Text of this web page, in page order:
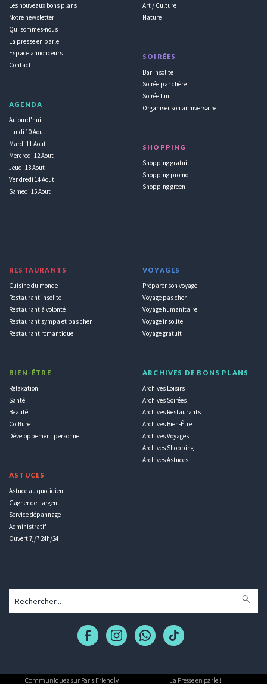
Les nouveaux bons plans
Notre newsletter
Qui sommes-nous
La presse en parle
Espace annonceurs
Contact
AGENDA
Aujourd'hui
Lundi 10 Aout
Mardi 11 Aout
Mercredi 12 Aout
Jeudi 13 Aout
Vendredi 14 Aout
Samedi 15 Aout
Art / Culture
Nature
SOIRÉES
Bar insolite
Soirée par chère
Soirée fun
Organiser son anniversaire
SHOPPING
Shopping gratuit
Shopping promo
Shopping green
RESTAURANTS
Cuisine du monde
Restaurant insolite
Restaurant à volonté
Restaurant sympa et pas cher
Restaurant romantique
BIEN-ÊTRE
Relaxation
Santé
Beauté
Coiffure
Développement personnel
ASTUCES
Astuce au quotidien
Gagner de l'argent
Service dépannage
Administratif
Ouvert 7j/7 24h/24
VOYAGES
Préparer son voyage
Voyage pas cher
Voyage humanitaire
Voyage insolite
Voyage gratuit
ARCHIVES DE BONS PLANS
Archives Loisirs
Archives Soirées
Archives Restaurants
Archives Bien-Être
Archives Voyages
Archives Shopping
Archives Astuces
Communiquez sur Paris Friendly La Presse en parle !